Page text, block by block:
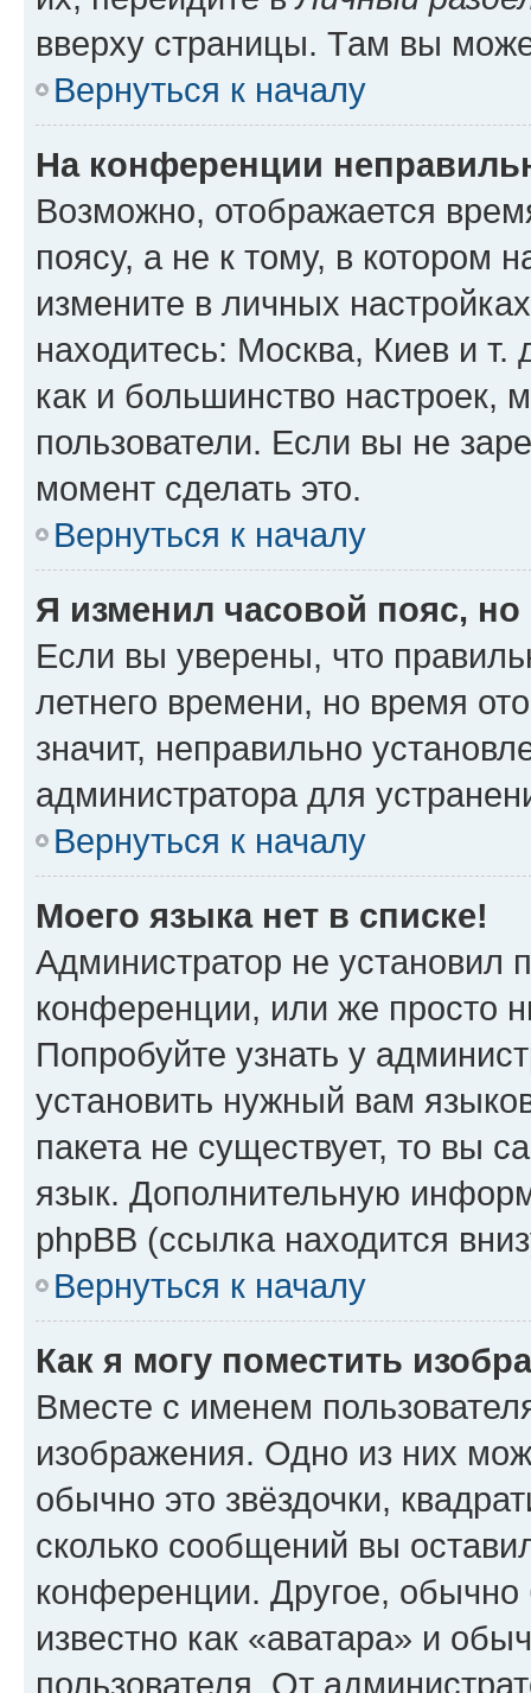
вверху страницы. Там вы
Вернуться к началу
На конференции
Возможно, отображается
поясу, а не к тому, в котором
измените в личных
находитесь: Москва, Киев и т.
как и большинство настроек,
пользователи. Если вы не
момент сделать это.
Вернуться к началу
Я изменил часовой пояс,
Если вы уверены, что
летнего времени, но время
значит, неправильно
администратора для
Вернуться к началу
Моего языка нет в списке!
Администратор не установил
конференции, или же просто
Попробуйте узнать у
установить нужный вам
пакета не существует, то вы
язык. Дополнительную
phpBB (ссылка находится
Вернуться к началу
Как я могу поместить
Вместе с именем
изображения. Одно из них
обычно это звёздочки,
сколько сообщений вы
конференции. Другое,
известно как «аватара» и
пользователя. От